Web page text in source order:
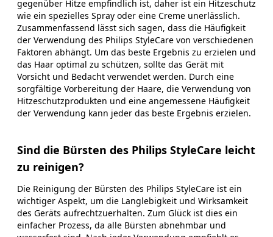
gegenüber Hitze empfindlich ist, daher ist ein Hitzeschutz
wie ein spezielles Spray oder eine Creme unerlässlich.
Zusammenfassend lässt sich sagen, dass die Häufigkeit
der Verwendung des Philips StyleCare von verschiedenen
Faktoren abhängt. Um das beste Ergebnis zu erzielen und
das Haar optimal zu schützen, sollte das Gerät mit
Vorsicht und Bedacht verwendet werden. Durch eine
sorgfältige Vorbereitung der Haare, die Verwendung von
Hitzeschutzprodukten und eine angemessene Häufigkeit
der Verwendung kann jeder das beste Ergebnis erzielen.
Sind die Bürsten des Philips StyleCare leicht
zu reinigen?
Die Reinigung der Bürsten des Philips StyleCare ist ein
wichtiger Aspekt, um die Langlebigkeit und Wirksamkeit
des Geräts aufrechtzuerhalten. Zum Glück ist dies ein
einfacher Prozess, da alle Bürsten abnehmbar und